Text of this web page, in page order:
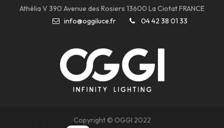
Athélia V 390 Avenue des Rosiers 13600 La Ciotat FRANCE
info@oggiluce.fr
04 42 38 01 33
Copyright © OGGI 2022